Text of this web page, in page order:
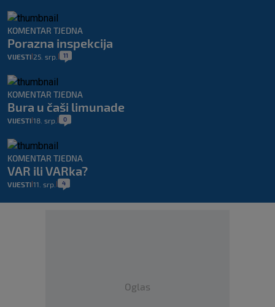
KOMENTAR TJEDNA
Porazna inspekcija
VIJESTI 25. srp. 11
KOMENTAR TJEDNA
Bura u čaši limunade
VIJESTI 18. srp. 0
KOMENTAR TJEDNA
VAR ili VARka?
VIJESTI 11. srp. 4
Oglas